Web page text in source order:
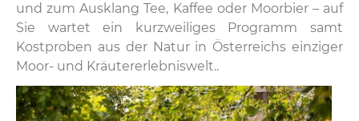
und zum Ausklang Tee, Kaffee oder Moorbier – auf
Sie wartet ein kurzweiliges Programm samt
Kostproben aus der Natur in Österreichs einziger
Moor- und Kräutererlebniswelt..